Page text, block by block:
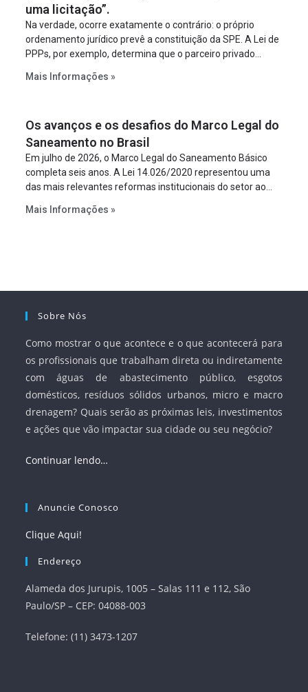
uma licitação”.
Na verdade, ocorre exatamente o contrário: o próprio
ordenamento jurídico prevê a constituição da SPE. A Lei de
PPPs, por exemplo, determina que o parceiro privado
empreendimento. Ou seja, a suposta “fraude à licitação” é
projeto a projeto.
Mais Informações »
Os avanços e os desafios do Marco Legal do
Saneamento no Brasil
Em julho de 2026, o Marco Legal do Saneamento Básico
completa seis anos. A Lei 14.026/2020 representou uma
das mais relevantes reformas institucionais do setor ao
serviços, ampliar a participação da iniciativa privada,
Mais Informações »
Sobre Nós
Como mostrar o que acontece e o que acontecerá para
os profissionais que trabalham direta ou indiretamente
com águas de abastecimento público, esgotos
domésticos, resíduos sólidos urbanos, micro e macro
drenagem? Quais serão as próximas leis, investimentos
e ações que vão impactar sua cidade ou seu negócio?
Continuar lendo…
Anuncie Conosco
Clique Aqui!
Endereço
Alameda dos Jurupis, 1005 – Salas 111 e 112, São
Paulo/SP – CEP: 04088-003
Telefone: (11) 3473-1207